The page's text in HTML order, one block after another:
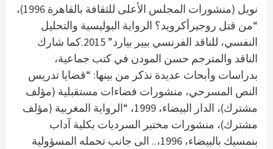
نويل (منشورات المجلس الأعلى للثقافة بالقاهرة 1996)،
“من قتل روجيرأكرويد؟ الرواية البوليسية والتحليل
النفسي، للناقد الفرنسي بيير بيارد” 2015.كما شارك
الناقد والمترجم حسن المودن في كتب جماعية،
بدراسات وأبحاث عديدة نذكر من بينها: “قضايا تدريس
النص المسرحي، منشورات فضاءات مستقبلية (مؤلف
مشترك)، الدار البيضاء، 1999، “الرواية المغربية (مؤلف
مشترك)، منشورات مختبر السرديات بكلية آداب
بنمسيك بالبيضاء، 1996،.. الى جانب تحمله المسؤولية